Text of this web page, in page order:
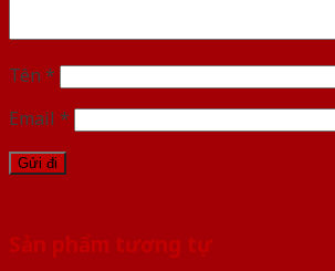
Tên *
Email *
Sản phẩm tương tự